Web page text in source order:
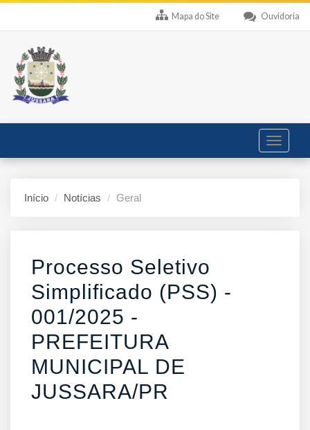
Ouvidoria
Mapa do Site
Toggle
Início Notícias Geral
Processo Seletivo
Simplificado (PSS) -
001/2025 -
PREFEITURA
MUNICIPAL DE
JUSSARA/PR